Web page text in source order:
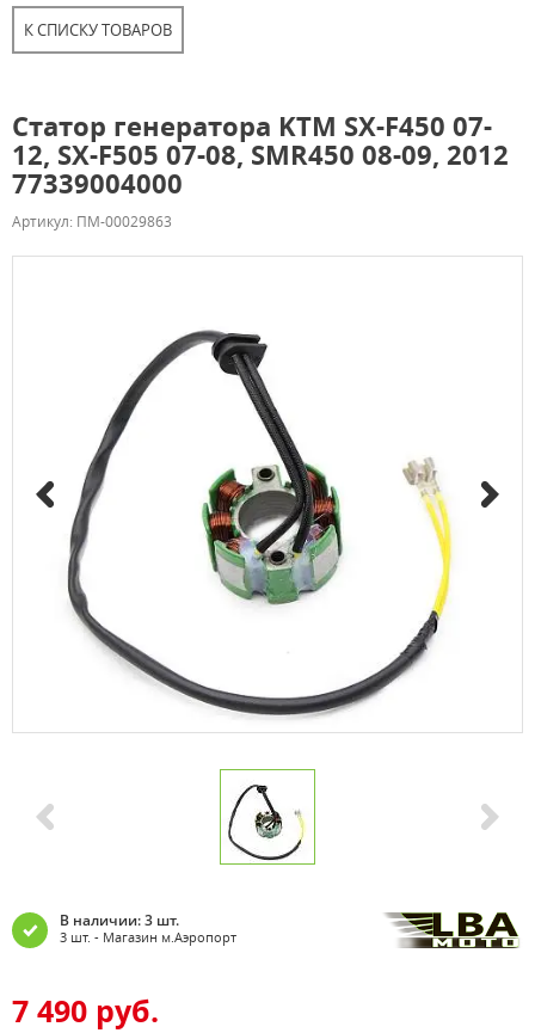
К СПИСКУ ТОВАРОВ
Статор генератора KTM SX-F450 07-
12, SX-F505 07-08, SMR450 08-09, 2012
77339004000
Артикул: ПМ-00029863
В наличии: 3 шт.
3 шт. - Магазин м.Аэропорт
7 490 руб.